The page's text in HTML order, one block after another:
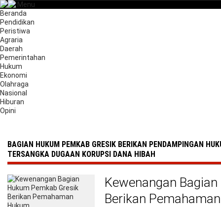
Menu
Beranda
Pendidikan
Peristiwa
Agraria
Daerah
Pemerintahan
Hukum
Ekonomi
Olahraga
Nasional
Hiburan
Opini
BAGIAN HUKUM PEMKAB GRESIK BERIKAN PENDAMPINGAN
TERSANGKA DUGAAN KORUPSI DANA HIBAH
Kewenangan
Berikan